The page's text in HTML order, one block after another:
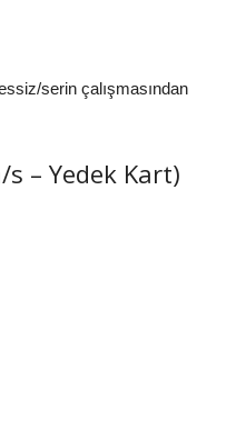
serin çalışmasından
– Yedek Kart)